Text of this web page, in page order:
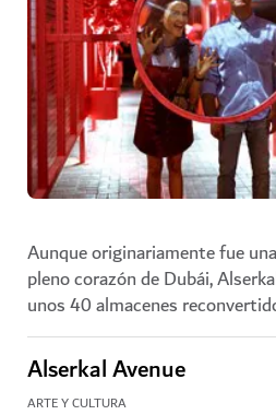
Aunque originariamente fue
pleno corazón de Dubái,
unos 40 almacenes
Alserkal Avenue
ARTE Y CULTURA